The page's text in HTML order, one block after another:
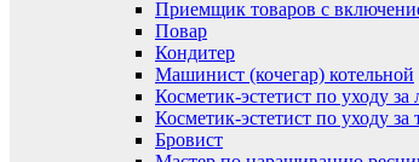
Приемщик товаров с
Повар
Кондитер
Машинист (кочегар) котельной
Косметик-эстетист по уходу за
Косметик-эстетист по уходу
Бровист